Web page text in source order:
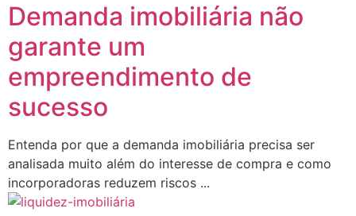
Demanda imobiliária não
garante um
empreendimento de
sucesso
Entenda por que a demanda imobiliária precisa ser
analisada muito além do interesse de compra e como
incorporadoras reduzem riscos ...